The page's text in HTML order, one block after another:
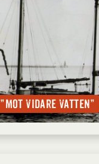
”Mot vidare vatten”